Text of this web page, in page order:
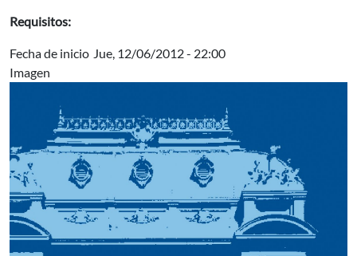
Requisitos:
Fecha de inicio Jue, 12/06/2012 - 22:00
Imagen